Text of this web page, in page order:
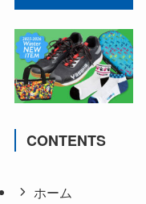
CONTENTS
ホーム